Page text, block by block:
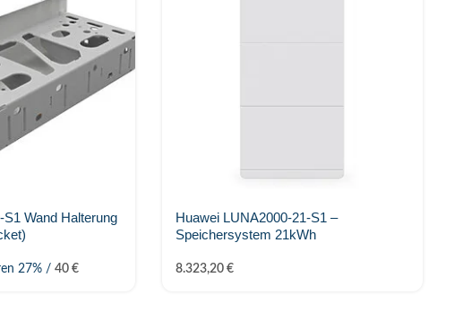
Wand Halterung
27% / 40 €
Huawei LUNA2000-21-S1 –
Speichersystem 21kWh
8.323,20 €